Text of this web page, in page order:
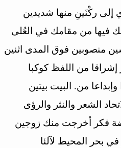
إلى ركْنَينِ منها شديدين
فيها من مقامك في العُلى
منصوبين فوق المدى اثنين
إشراقا من اللفظ كوكبا
وإبداعا من. البيت بيتين
الشعر والنثر والرؤى
فكر أخرجت منك زوجين
في بحر المحيط لآلئا